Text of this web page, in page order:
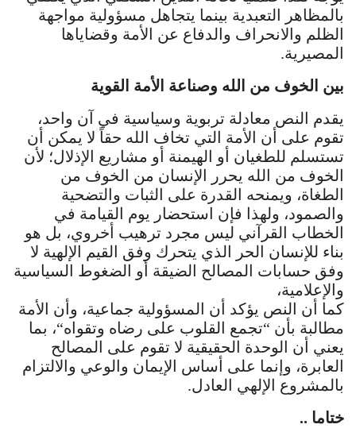
بالمظاهر التعبدية بينما يتجاهل مسؤولية مواجهة
الظلم والانحراف والدفاع عن الأمة وقضاياها
المصيرية.
بين الخوف من الله وصناعة الأمة القوية
يقدم النص معادلة تربوية وسياسية في آن واحد،
تقوم على أن الأمة التي تخاف الله حقاً لا يمكن أن
تستسلم للطغيان أو الهيمنة أو مشاريع الإذلال؛ لأن
الخوف من الله يحرر الإنسان من الخوف من
الطغاة، ويمنحه القدرة على الثبات والتضحية
والصمود، ولهذا فإن استحضار يوم القيامة في
الخطاب القرآني ليس مجرد ترهيب أخروي، بل هو
بناء للإنسان الحر الذي يتحرك وفق القيم الإلهية لا
وفق حسابات المصالح الضيقة أو الضغوط السياسية
والإعلامية،
كما أن النص يؤكد أن المسؤولية جماعية، وأن الأمة
مطالبة بأن “تجمع القلوب على رضاه وتقواه“، بما
يعني أن الوحدة الحقيقية لا تقوم على المصالح
العابرة، وإنما على أساس الإيمان والوعي والالتزام
بالمشروع الإلهي العادل.
ختاما ..